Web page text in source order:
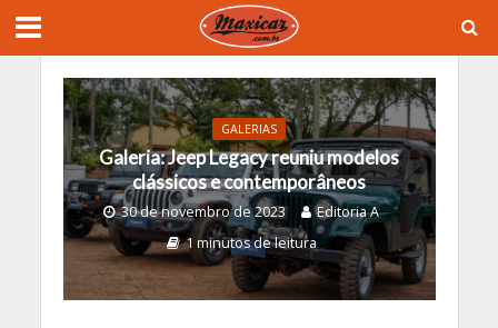
GALERIAS
Galeria: Jeep Legacy reuniu modelos
clássicos e contemporâneos
30 de novembro de 2023
Editoria A
1 minutos de leitura